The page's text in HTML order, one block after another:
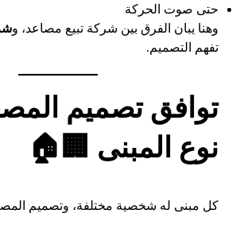
حتى صوت الحركة
وهنا يبان الفرق بين شركة تبيع مصاعد، و
تفهم التصميم.
توافق تصميم
نوع المبنى 🏢🏠
كل مبنى له شخصية مختلفة، وتصميم